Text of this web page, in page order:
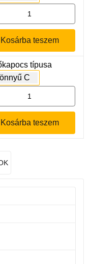
Kosárba teszem
típusa
C
Kosárba teszem